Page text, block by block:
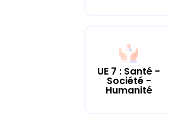
UE 7 : Santé -
Société -
Humanité